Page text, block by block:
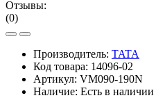
Отзывы:
(0)
Производитель: TATA
Код товара: 14096-02
Артикул: VM090-190N
Наличие: Есть в наличии